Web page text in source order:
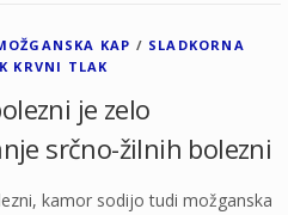
KAP / SLADKORNA
KRVNI TLAK
je zelo
srčno-žilnih bolezni
kamor sodijo tudi možganska